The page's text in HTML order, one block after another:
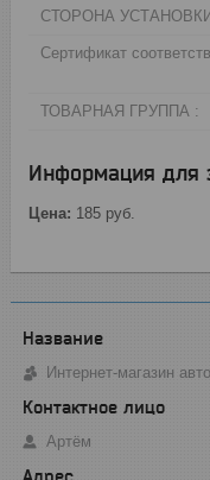
СТОРОНА
Сертификат
ТОВАРНАЯ ГРУППА :
Информация для
Цена: 185 руб.
Интернет-магазин
Артём